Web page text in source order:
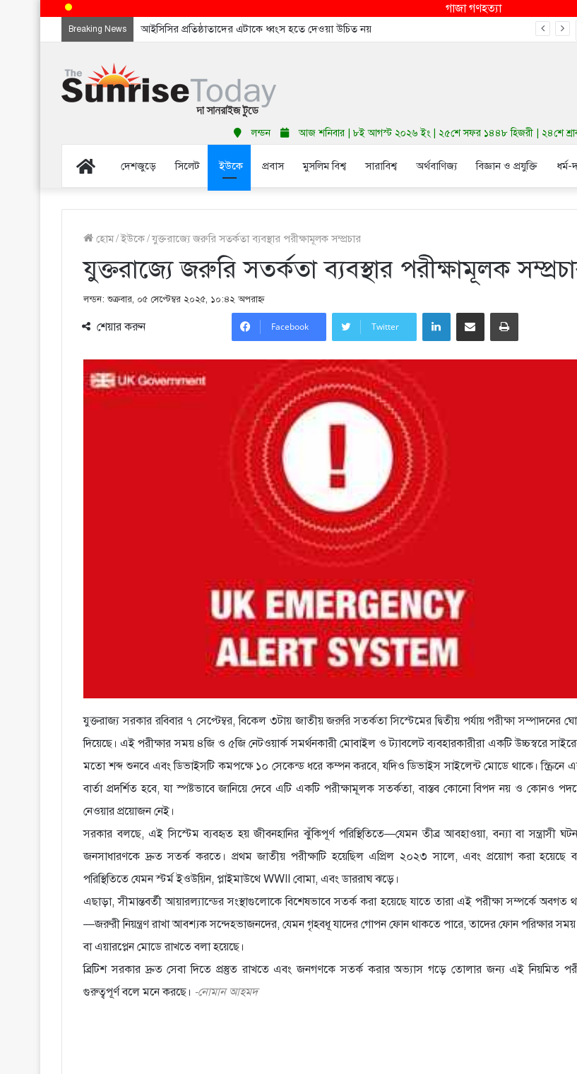
গাজা গণহত্যা
Breaking News আইসিসির প্রতিষ্ঠাতাদের এটাকে ধ্বংস হতে দেওয়া উচিত নয়
লন্ডন আজ শনিবার | ৮ই আগস্ট ২০২৬ ইং | ২৫শে সফর ১৪৪৮ হিজরী | ২৪শে
Homeদেশজুড়ে সিলেট ইউকে প্রবাস মুসলিম বিশ্ব সারাবিশ্ব অর্থবাণিজ্য বিজ্ঞান ও প্রযুক্তি ধর্ম-
হোম/ইউকে/যুক্তরাজ্যে জরুরি সতর্কতা ব্যবস্থার পরীক্ষামূলক সম্প্রচার
যুক্তরাজ্যে জরুরি সতর্কতা ব্যবস্থার পরীক্ষামূলক
লন্ডন: শুক্রবার, ০৫ সেপ্টেম্বর ২০২৫, ১০:৪২ অপরাহ্ণ
শেয়ার করুন Facebook Twitter
LinkedInShare via Email Print
যুক্তরাজ্য সরকার রবিবার ৭ সেপ্টেম্বর, বিকেল ৩টায় জাতীয় জরুরি সতর্কতা সিস্টেমের দ্বিতীয় পর্যায় পরীক্ষা সম্পাদনের
দিয়েছে। এই পরীক্ষার সময় ৪জি ও ৫জি নেটওয়ার্ক সমর্থনকারী মোবাইল ও ট্যাবলেট ব্যবহারকারীরা একটি উচ্চস্বরে
মতো শব্দ শুনবে এবং ডিভাইসটি কমপক্ষে ১০ সেকেন্ড ধরে কম্পন করবে, যদিও ডিভাইস সাইলেন্ট মোডে থাকে। স্ক্রিনে
বার্তা প্রদর্শিত হবে, যা স্পষ্টভাবে জানিয়ে দেবে এটি একটি পরীক্ষামূলক সতর্কতা, বাস্তব কোনো বিপদ নয় ও কোনও
নেওয়ার প্রয়োজন নেই।
সরকার বলছে, এই সিস্টেম ব্যবহৃত হয় জীবনহানির ঝুঁকিপূর্ণ পরিস্থিতিতে—যেমন তীব্র আবহাওয়া, বন্যা বা সন্ত্রাসী
জনসাধারণকে দ্রুত সতর্ক করতে। প্রথম জাতীয় পরীক্ষাটি হয়েছিল এপ্রিল ২০২৩ সালে, এবং প্রয়োগ করা হয়েছে
পরিস্থিতিতে যেমন স্টর্ম ইওউয়িন, প্লাইমাউথে WWII বোমা, এবং ডাররাঘ ঝড়ে।
এছাড়া, সীমান্তবর্তী আয়ারল্যান্ডের সংস্থাগুলোকে বিশেষভাবে সতর্ক করা হয়েছে যাতে তারা এই পরীক্ষা সম্পর্কে অবগত
—জরুরী নিয়ন্ত্রণ রাখা আবশ্যক সন্দেহভাজনদের, যেমন গৃহবধূ যাদের গোপন ফোন থাকতে পারে, তাদের ফোন পরিক্ষার সময়
বা এয়ারপ্লেন মোডে রাখতে বলা হয়েছে।
ব্রিটিশ সরকার দ্রুত সেবা দিতে প্রস্তুত রাখতে এবং জনগণকে সতর্ক করার অভ্যাস গড়ে তোলার জন্য এই নিয়মিত
গুরুত্বপূর্ণ বলে মনে করছে। -নোমান আহমদ